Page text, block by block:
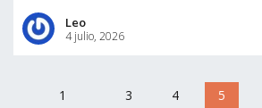
Leo
4 julio, 2026
1 3 4 5